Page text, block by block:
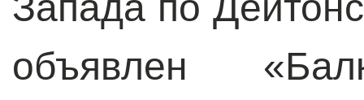
объявлен